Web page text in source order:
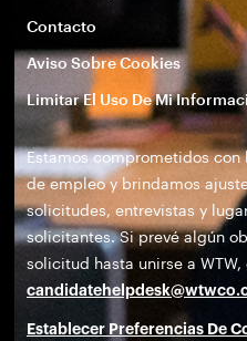
Contacto
Aviso Sobre Cookies
Limitar El Uso De Mi
Estamos comprometidos
de empleo y brindamos
solicitudes, entrevistas y
solicitantes. Si prevé algún
solicitud hasta unirse a WTW,
Establecer Preferencias De